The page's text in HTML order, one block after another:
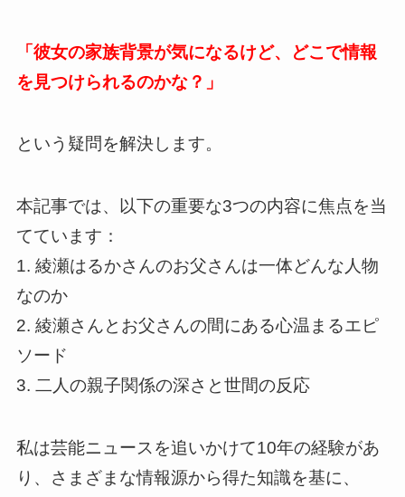
「彼女の家族背景が気になるけど、どこで情報
を見つけられるのかな？」
という疑問を解決します。
本記事では、以下の重要な3つの内容に焦点を当
てています：
1. 綾瀬はるかさんのお父さんは一体どんな人物
なのか
2. 綾瀬さんとお父さんの間にある心温まるエピ
ソード
3. 二人の親子関係の深さと世間の反応
私は芸能ニュースを追いかけて10年の経験があ
り、さまざまな情報源から得た知識を基に、